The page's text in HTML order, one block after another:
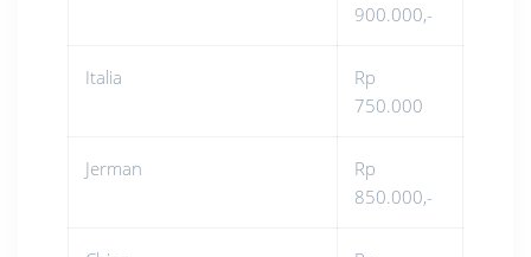
900.000,-
Italia
Rp
750.000
Jerman
Rp
850.000,-